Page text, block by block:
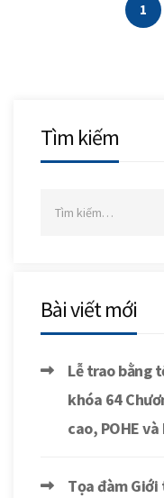
1
Tìm kiếm
Bài viết mới
Lễ trao bằng
khóa 64
cao, POHE
Tọa đàm